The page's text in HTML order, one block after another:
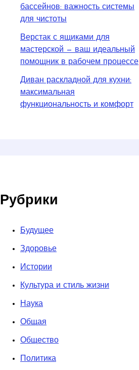
бассейнов: важность системы
для чистоты
Верстак с ящиками для
мастерской — ваш идеальный
помощник в рабочем процессе
Диван раскладной для кухни:
максимальная
функциональность и комфорт
Рубрики
Будущее
Здоровье
Истории
Культура и стиль жизни
Наука
Общая
Общество
Политика